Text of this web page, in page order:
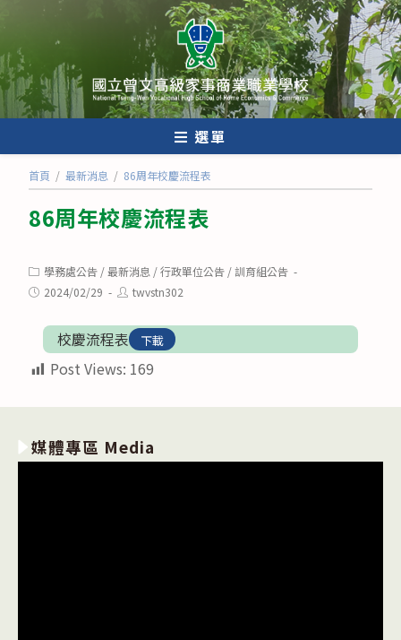
轉
至
主
要
內
選單
首頁 / 最新消息 / 86周年校慶流程表
86周年校慶流程表
Post
category:
學務處公告 /最新消息 /行政單位公告 /訓育組公告
Post2024/02/29
Posttwvstn302
校慶流程表 下載
Post Views: 169
媒體專區 Media